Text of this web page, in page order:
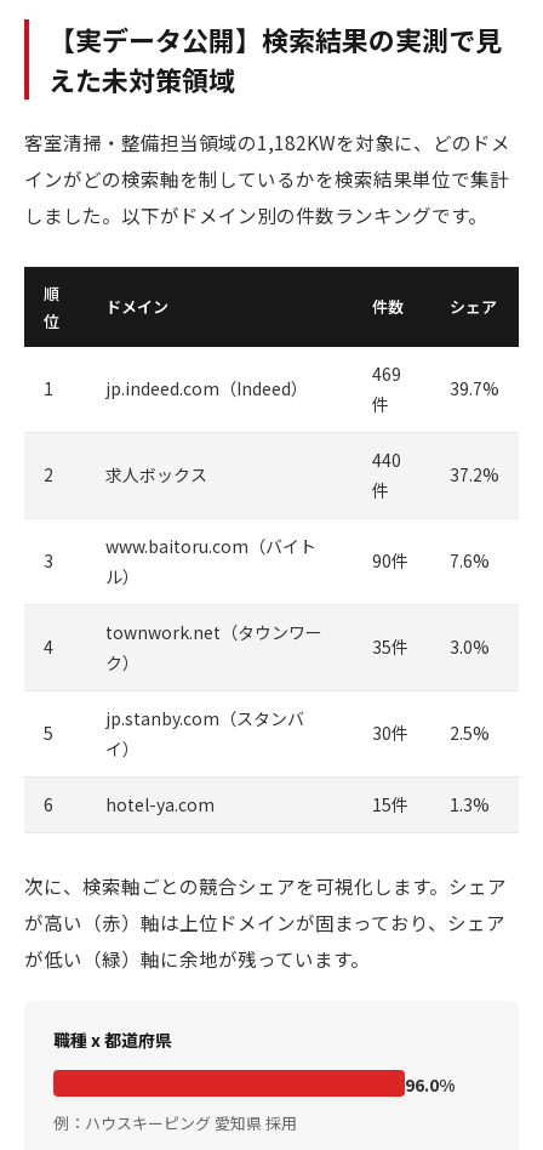
【実データ公開】検索結果の実測で見
えた未対策領域
客室清掃・整備担当領域の1,182KWを対象に、どのドメ
インがどの検索軸を制しているかを検索結果単位で集計
しました。以下がドメイン別の件数ランキングです。
順
位
ドメイン 件数 シェア
1 jp.indeed.com（Indeed）
469
件
39.7%
2 求人ボックス
440
件
37.2%
3
www.baitoru.com（バイト
ル）
90件 7.6%
4
townwork.net（タウンワー
ク）
35件 3.0%
5
jp.stanby.com（スタンバ
イ）
30件 2.5%
6 hotel-ya.com 15件 1.3%
次に、検索軸ごとの競合シェアを可視化します。シェア
が高い（赤）軸は上位ドメインが固まっており、シェア
が低い（緑）軸に余地が残っています。
職種 x 都道府県
96.0%
例：ハウスキーピング 愛知県 採用